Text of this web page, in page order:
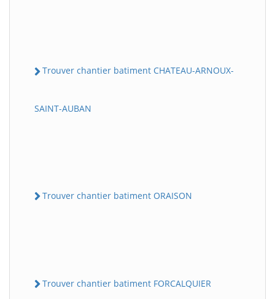
Trouver chantier batiment CHATEAU-ARNOUX-
SAINT-AUBAN
Trouver chantier batiment ORAISON
Trouver chantier batiment FORCALQUIER